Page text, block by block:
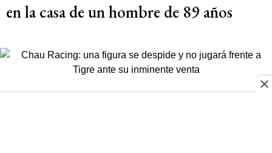
en la casa de un hombre de 89 años